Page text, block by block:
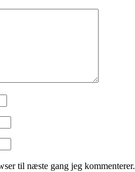
til næste gang jeg kommenterer.